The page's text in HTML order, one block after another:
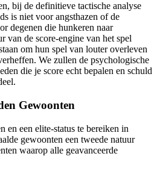
bij de definitieve tactische analyse
is niet voor angsthazen of de
degenen die hunkeren naar
van de score-engine van het spel
om hun spel van louter overleven
We zullen de psychologische
die je score echt bepalen en schuld
Gewoonten
en een elite-status te bereiken in
gewoonten een tweede natuur
waarop alle geavanceerde